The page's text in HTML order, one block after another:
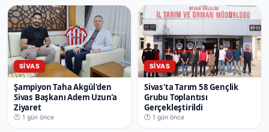
SIVAS
Şampiyon Taha Akgül'den
Sivas Başkanı Adem Uzun'a
Ziyaret
🕐 1 gün önce
SIVAS
Sivas'ta Tarım 58 Gençlik
Grubu Toplantısı
Gerçekleştirildi
🕐 1 gün önce